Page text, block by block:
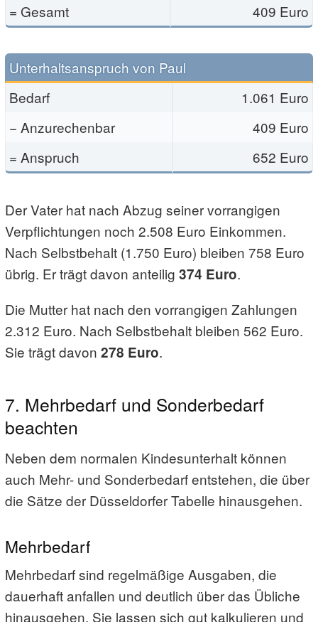
= Gesamt
409 Euro
Unterhaltsanspruch von Paul
Bedarf
1.061 Euro
− Anzurechenbar
409 Euro
= Anspruch
652 Euro
Der Vater hat nach Abzug seiner vorrangigen
Verpflichtungen noch 2.508 Euro Einkommen.
Nach Selbstbehalt (1.750 Euro) bleiben 758 Euro
übrig. Er trägt davon anteilig 374 Euro.
Die Mutter hat nach den vorrangigen Zahlungen
2.312 Euro. Nach Selbstbehalt bleiben 562 Euro.
Sie trägt davon 278 Euro.
7. Mehrbedarf und Sonderbedarf
beachten
Neben dem normalen Kindesunterhalt können
auch Mehr- und Sonderbedarf entstehen, die über
die Sätze der Düsseldorfer Tabelle hinausgehen.
Mehrbedarf
Mehrbedarf sind regelmäßige Ausgaben, die
dauerhaft anfallen und deutlich über das Übliche
hinausgehen. Sie lassen sich gut kalkulieren und